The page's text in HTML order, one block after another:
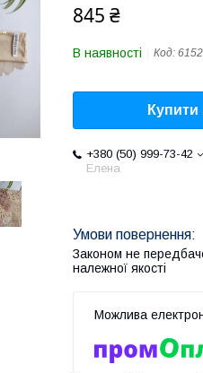
845 ₴
В наявності Код: 6152
Купити
+380 (50) 999-73-42
Елена
Законом не
належної якості